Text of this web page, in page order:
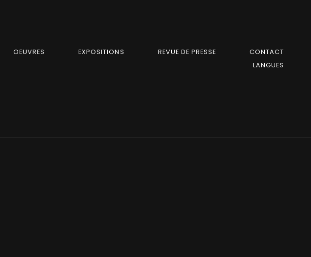
OEUVRES EXPOSITIONS REVUE DE PRESSE
CONTACT
LANGUES